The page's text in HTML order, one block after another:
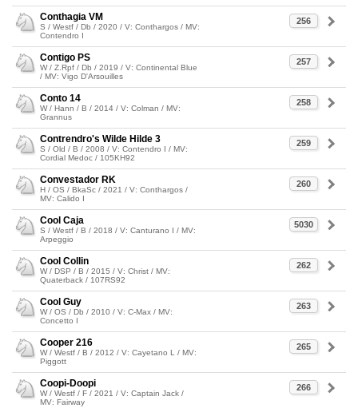
256
Conthagia VM
S / Westf / Db / 2020 / V: Conthargos / MV:
Contendro I
257
Contigo PS
W / Z.Rpf / Db / 2019 / V: Continental Blue
/ MV: Vigo D'Arsouilles
258
Conto 14
W / Hann / B / 2014 / V: Colman / MV:
Grannus
259
Contrendro's Wilde Hilde 3
S / Old / B / 2008 / V: Contendro I / MV:
Cordial Medoc / 105KH92
260
Convestador RK
H / OS / BkaSc / 2021 / V: Conthargos /
MV: Calido I
5030
Cool Caja
S / Westf / B / 2018 / V: Canturano I / MV:
Arpeggio
262
Cool Collin
W / DSP / B / 2015 / V: Christ / MV:
Quaterback / 107RS92
263
Cool Guy
W / OS / Db / 2010 / V: C-Max / MV:
Concetto I
265
Cooper 216
W / Westf / B / 2012 / V: Cayetano L / MV:
Piggott
266
Coopi-Doopi
W / Westf / F / 2021 / V: Captain Jack /
MV: Fairway